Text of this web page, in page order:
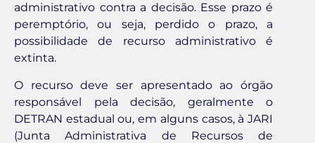
administrativo contra a decisão. Esse prazo é
peremptório, ou seja, perdido o prazo, a
possibilidade de recurso administrativo é
extinta.
O recurso deve ser apresentado ao órgão
responsável pela decisão, geralmente o
DETRAN estadual ou, em alguns casos, à JARI
(Junta Administrativa de Recursos de